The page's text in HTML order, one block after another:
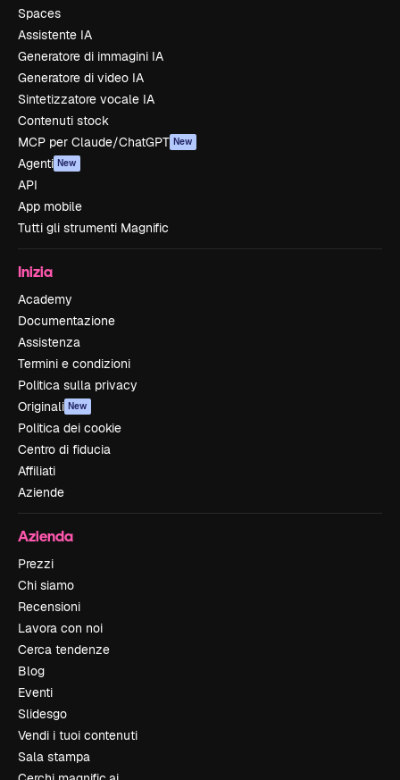
Spaces
Assistente IA
Generatore di immagini IA
Generatore di video IA
Sintetizzatore vocale IA
Contenuti stock
MCP per Claude/ChatGPT New
Agenti New
API
App mobile
Tutti gli strumenti Magnific
Inizia
Academy
Documentazione
Assistenza
Termini e condizioni
Politica sulla privacy
Originali New
Politica dei cookie
Centro di fiducia
Affiliati
Aziende
Azienda
Prezzi
Chi siamo
Recensioni
Lavora con noi
Cerca tendenze
Blog
Eventi
Slidesgo
Vendi i tuoi contenuti
Sala stampa